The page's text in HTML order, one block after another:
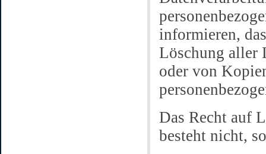
informieren,
Löschung aller
oder von
Das Recht auf
besteht nicht,